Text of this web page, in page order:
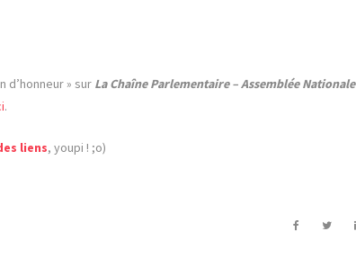
d’honneur » sur La Chaîne Parlementaire – Assemblée Nationale
.
liens, youpi ! ;o)